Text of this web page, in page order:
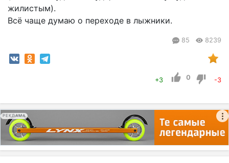
жилистым).
Всё чаще думаю о переходе в лыжники.
85 8239
+3 0 -3
РЕКЛАМА